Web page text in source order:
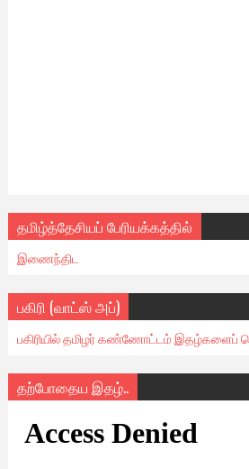
தமிழ்த்தேசியப் பேரியக்கத்தில்
இணைந்திட
பகிரி (வாட்ஸ் அப்)
பகிரியில் தமிழர் கண்ணோட்டம் இதழ்களைப்
தற்போதைய இதழ்..